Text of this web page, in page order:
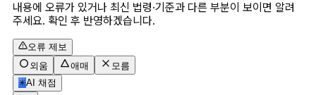
내용에 오류가 있거나 최신 법령·기준과 다른 부분이 보이면 알려
주세요. 확인 후 반영하겠습니다.
오류 제보
외움
애매
모름
✳AI 채점